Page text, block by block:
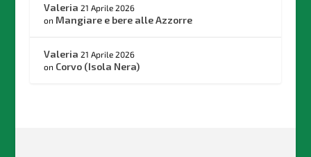
Valeria 21 Aprile 2026
on Mangiare e bere alle Azzorre
Valeria 21 Aprile 2026
on Corvo (Isola Nera)